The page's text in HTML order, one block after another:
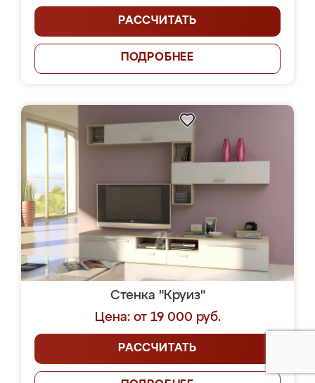
РАССЧИТАТЬ
ПОДРОБНЕЕ
Стенка "Круиз"
Цена: от 19 000 руб.
РАССЧИТАТЬ